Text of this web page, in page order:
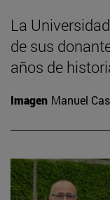
La
de sus
años de
Imagen Manuel